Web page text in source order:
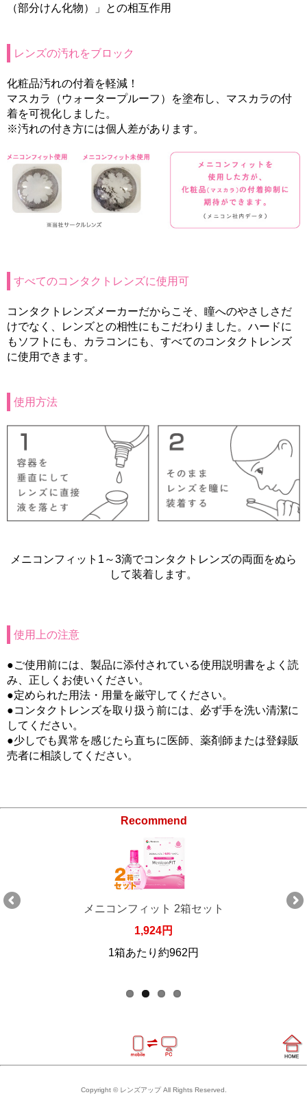
（部分けん化物）」との相互作用
レンズの汚れをブロック
化粧品汚れの付着を軽減！
マスカラ（ウォータープルーフ）を塗布し、マスカラの付
着を可視化しました。
※汚れの付き方には個人差があります。
すべてのコンタクトレンズに使用可
コンタクトレンズメーカーだからこそ、瞳へのやさしさだ
けでなく、レンズとの相性にもこだわりました。ハードに
もソフトにも、カラコンにも、すべてのコンタクトレンズ
に使用できます。
使用方法
メニコンフィット1～3滴でコンタクトレンズの両面をぬら
して装着します。
使用上の注意
●ご使用前には、製品に添付されている使用説明書をよく読
み、正しくお使いください。
●定められた用法・用量を厳守してください。
●コンタクトレンズを取り扱う前には、必ず手を洗い清潔に
してください。
●少しでも異常を感じたら直ちに医師、薬剤師または登録販
売者に相談してください。
Recommend
メニコンフィット 2箱セット
1,924円
1箱あたり約962円
Copyright © レンズアップ All Rights Reserved.